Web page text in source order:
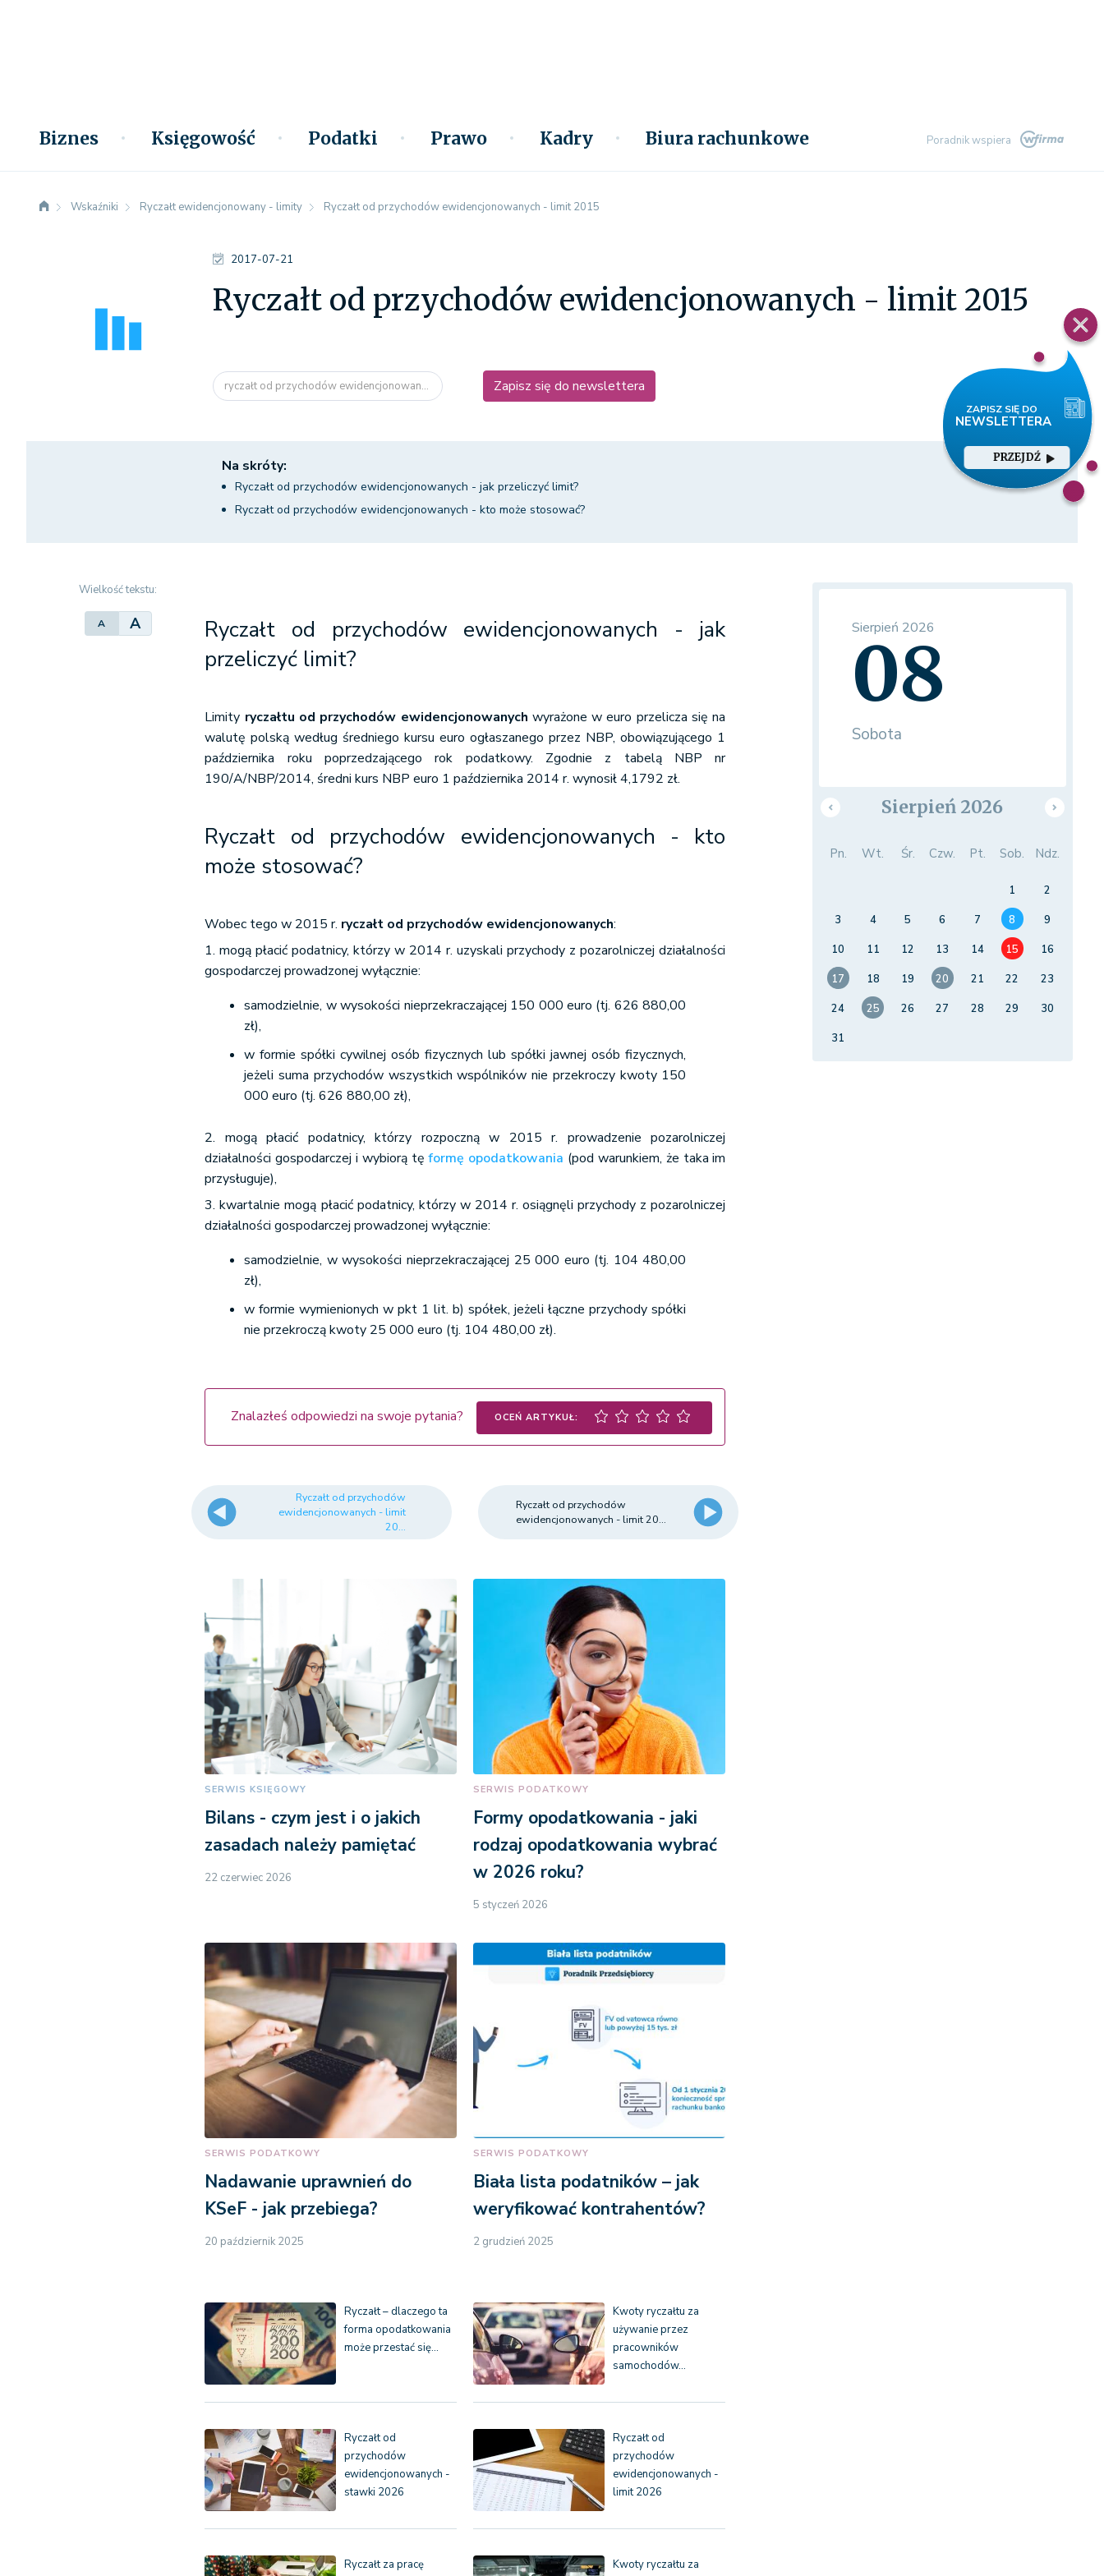
Biznes Księgowość Podatki Prawo Kadry Biura rachunkowe Poradnik wspiera
PRZEJDŹ
Wskaźniki Ryczałt ewidencjonowany - limity Ryczałt od przychodów ewidencjonowanych - limit 2015
2017-07-21
Ryczałt od przychodów ewidencjonowanych - limit 2015
ryczałt od przychodów ewidencjonowan... Zapisz się do newslettera
Na skróty:
Ryczałt od przychodów ewidencjonowanych - jak przeliczyć limit?
Ryczałt od przychodów ewidencjonowanych - kto może stosować?
Wielkość tekstu:
A A
Ryczałt od przychodów ewidencjonowanych - jak
przeliczyć limit?
Limity ryczałtu od przychodów ewidencjonowanych wyrażone w euro przelicza się na
walutę polską według średniego kursu euro ogłaszanego przez NBP, obowiązującego 1
października roku poprzedzającego rok podatkowy. Zgodnie z tabelą NBP nr
190/A/NBP/2014, średni kurs NBP euro 1 października 2014 r. wynosił 4,1792 zł.
Ryczałt od przychodów ewidencjonowanych - kto
może stosować?
Wobec tego w 2015 r. ryczałt od przychodów ewidencjonowanych:
1. mogą płacić podatnicy, którzy w 2014 r. uzyskali przychody z pozarolniczej działalności
gospodarczej prowadzonej wyłącznie:
samodzielnie, w wysokości nieprzekraczającej 150 000 euro (tj. 626 880,00
zł),
w formie spółki cywilnej osób fizycznych lub spółki jawnej osób fizycznych,
jeżeli suma przychodów wszystkich wspólników nie przekroczy kwoty 150
000 euro (tj. 626 880,00 zł),
2. mogą płacić podatnicy, którzy rozpoczną w 2015 r. prowadzenie pozarolniczej
działalności gospodarczej i wybiorą tęformę opodatkowania (pod warunkiem, że taka im
przysługuje),
3. kwartalnie mogą płacić podatnicy, którzy w 2014 r. osiągnęli przychody z pozarolniczej
działalności gospodarczej prowadzonej wyłącznie:
samodzielnie, w wysokości nieprzekraczającej 25 000 euro (tj. 104 480,00
zł),
w formie wymienionych w pkt 1 lit. b) spółek, jeżeli łączne przychody spółki
nie przekroczą kwoty 25 000 euro (tj. 104 480,00 zł).
Znalazłeś odpowiedzi na swoje pytania? OCEŃ ARTYKUŁ:
Ryczałt od przychodów
ewidencjonowanych - limit
20...
Ryczałt od przychodów
ewidencjonowanych - limit 20...
SERWIS KSIĘGOWY
Bilans - czym jest i o jakich
zasadach należy pamiętać
22 czerwiec 2026
SERWIS PODATKOWY
Formy opodatkowania - jaki
rodzaj opodatkowania wybrać
w 2026 roku?
5 styczeń 2026
SERWIS PODATKOWY
Nadawanie uprawnień do
KSeF - jak przebiega?
20 październik 2025
SERWIS PODATKOWY
Biała lista podatników – jak
weryfikować kontrahentów?
2 grudzień 2025
Ryczałt – dlaczego ta
forma opodatkowania
może przestać się…
Kwoty ryczałtu za
używanie przez
pracowników
samochodów…
Ryczałt od
przychodów
ewidencjonowanych -
stawki 2026
Ryczałt od
przychodów
ewidencjonowanych -
limit 2026
Ryczałt za pracę
Kwoty ryczałtu za
Sierpień 2026
08
Sobota
Sierpień 2026
Pn. Wt. Śr. Czw. Pt. Sob. Ndz.
1
2
3
4 5 6 7 8
9
10
11 12 13 14 15
16
17
18 19 20 21 22
23
24
25 26 27 28 29
30
31